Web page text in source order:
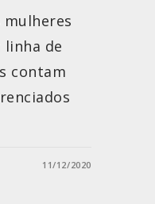
linha de
contam
11/12/2020